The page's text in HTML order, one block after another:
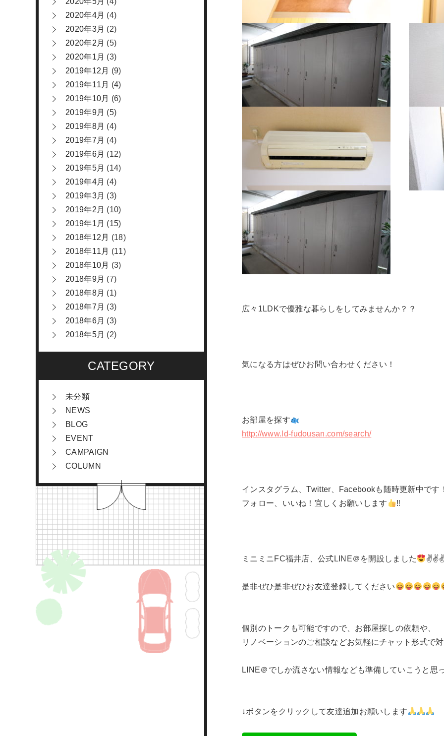
広々1LDKで優雅な暮らしをしてみませんか？？
気になる方はぜひお問い合わせください！
お部屋を探す
http://www.ld-fudousan.com/search/
インスタグラム、Twitter、Facebookも随時更新中です
フォロー、いいね！宜しくお願いします
‼
ミニミニFC福井店、公式LINE＠を開設しました
是非ぜひ是非ぜひお友達登録してください
個別のトークも可能ですので、お部屋探しの依頼や、
リノベーションのご相談などお気軽にチャット形式で
LINE＠でしか流さない情報なども準備していこうと思
↓ボタンをクリックして友達追加お願いします
2020年4月 (4)
2020年3月 (2)
2020年2月 (5)
2020年1月 (3)
2019年12月 (9)
2019年11月 (4)
2019年10月 (6)
2019年9月 (5)
2019年8月 (4)
2019年7月 (4)
2019年6月 (12)
2019年5月 (14)
2019年4月 (4)
2019年3月 (3)
2019年2月 (10)
2019年1月 (15)
2018年12月 (18)
2018年11月 (11)
2018年10月 (3)
2018年9月 (7)
2018年8月 (1)
2018年7月 (3)
2018年6月 (3)
2018年5月 (2)
CATEGORY
未分類
NEWS
BLOG
EVENT
CAMPAIGN
COLUMN